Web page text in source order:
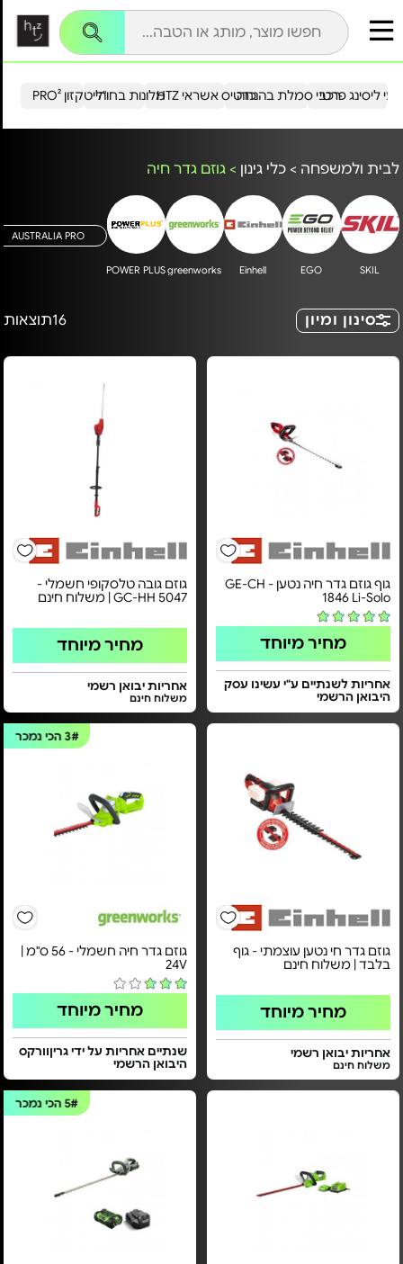
הייטקזון PRO²מלונות בחו"ל כרטיס אשראי HTZ ליסינג פרטירכבי סמלת בהנחה
לבית ולמשפחה > כלי גינון > גוזם גדר חיה
SKIL
EGO
Einhell
greenworks
POWER PLUS
AUSTRALIA PRO
סינון ומיון 16תוצאות
גוף גוזם גדר חיה נטען - GE-CH
1846 Li-Solo
מחיר מיוחד
אחריות לשנתיים ע"י עשינו עסק
היבואן הרשמי
גוזם גובה טלסקופי חשמלי -
GC-HH 5047 | משלוח חינם
מחיר מיוחד
אחריות יבואן רשמי
משלוח חינם
גוזם גדר חי נטען עוצמתי - גוף
בלבד | משלוח חינם
מחיר מיוחד
אחריות יבואן רשמי
משלוח חינם
3# הכי נמכר
גוזם גדר חיה חשמלי - ​56 ס"מ |
24V​
מחיר מיוחד
שנתיים אחריות על ידי גריןוורקס
היבואן הרשמי
5#הכי נמכר